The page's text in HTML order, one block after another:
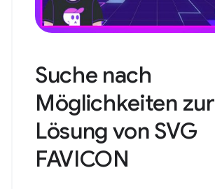
Suche nach
Möglichkeiten zur
Lösung von SVG
FAVICON